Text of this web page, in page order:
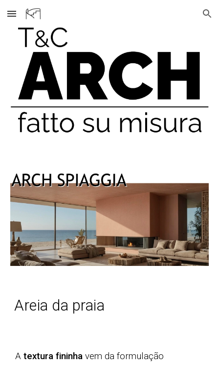
Skip to main content Skip to navigation
Areia da praia
A textura fininhavem da formulação